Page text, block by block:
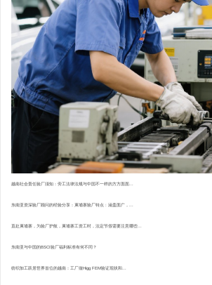
越南社会责任验厂须知：劳工法律法规与中国不一样的方方面面...
东南亚资深验厂顾问的经验分享：柬埔寨验厂特点 : 涵盖面广，...
直赴柬埔寨，为验厂护航，柬埔寨工资工时，法定节假需要注意哪些...
东南亚与中国的BSCI验厂福利标准有何不同？
纺织加工跃居世界首位的越南：工厂做Higg FEM验证现状和...